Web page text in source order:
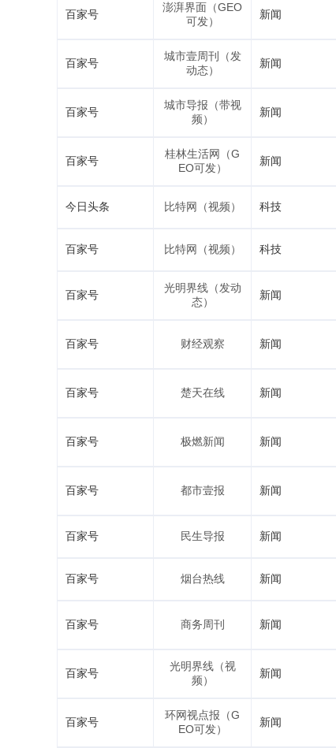
百家号
澎湃界面（GEO
可发）
新闻
百家号
城市壹周刊（发
动态）
新闻
百家号
城市导报（带视
频）
新闻
百家号
桂林生活网（G
EO可发）
新闻
今日头条 比特网（视频） 科技
百家号 比特网（视频） 科技
百家号
光明界线（发动
态）
新闻
百家号 财经观察 新闻
百家号 楚天在线 新闻
百家号 极燃新闻 新闻
百家号 都市壹报 新闻
百家号 民生导报 新闻
百家号 烟台热线 新闻
百家号 商务周刊 新闻
百家号
光明界线（视
频）
新闻
百家号
环网视点报（G
EO可发）
新闻